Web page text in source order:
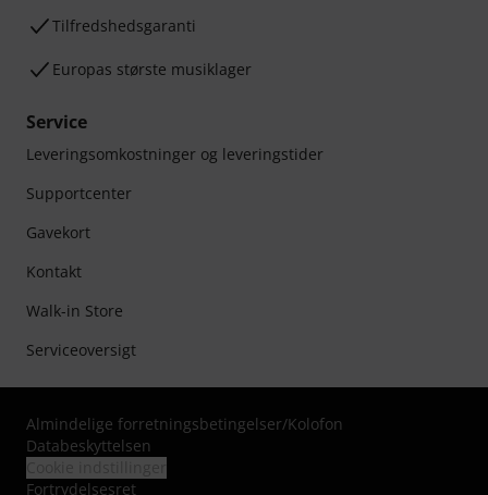
Tilfredshedsgaranti
Europas største musiklager
Service
Leveringsomkostninger og leveringstider
Supportcenter
Gavekort
Kontakt
Walk-in Store
Serviceoversigt
Almindelige forretningsbetingelser/Kolofon
Databeskyttelsen
Fortrydelsesret